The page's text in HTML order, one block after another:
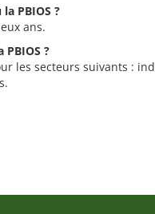
PBIOS ?
ans.
?
les secteurs suivants :